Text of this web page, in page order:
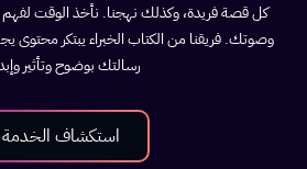
كل قصة فريدة، وكذلك نهجنا. نأخذ الوقت لفهم
وصوتك. فريقنا من الكتاب الخبراء يبتكر
رسالتك بوضوح وتأثير
استكشاف الخدمة